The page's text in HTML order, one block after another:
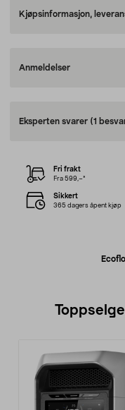
Kjøpsinformasjon,
Anmeldelser
Eksperten svarer (1
Fri frakt
Fra 599,–*
Sikkert
365 dagers åpent kjøp